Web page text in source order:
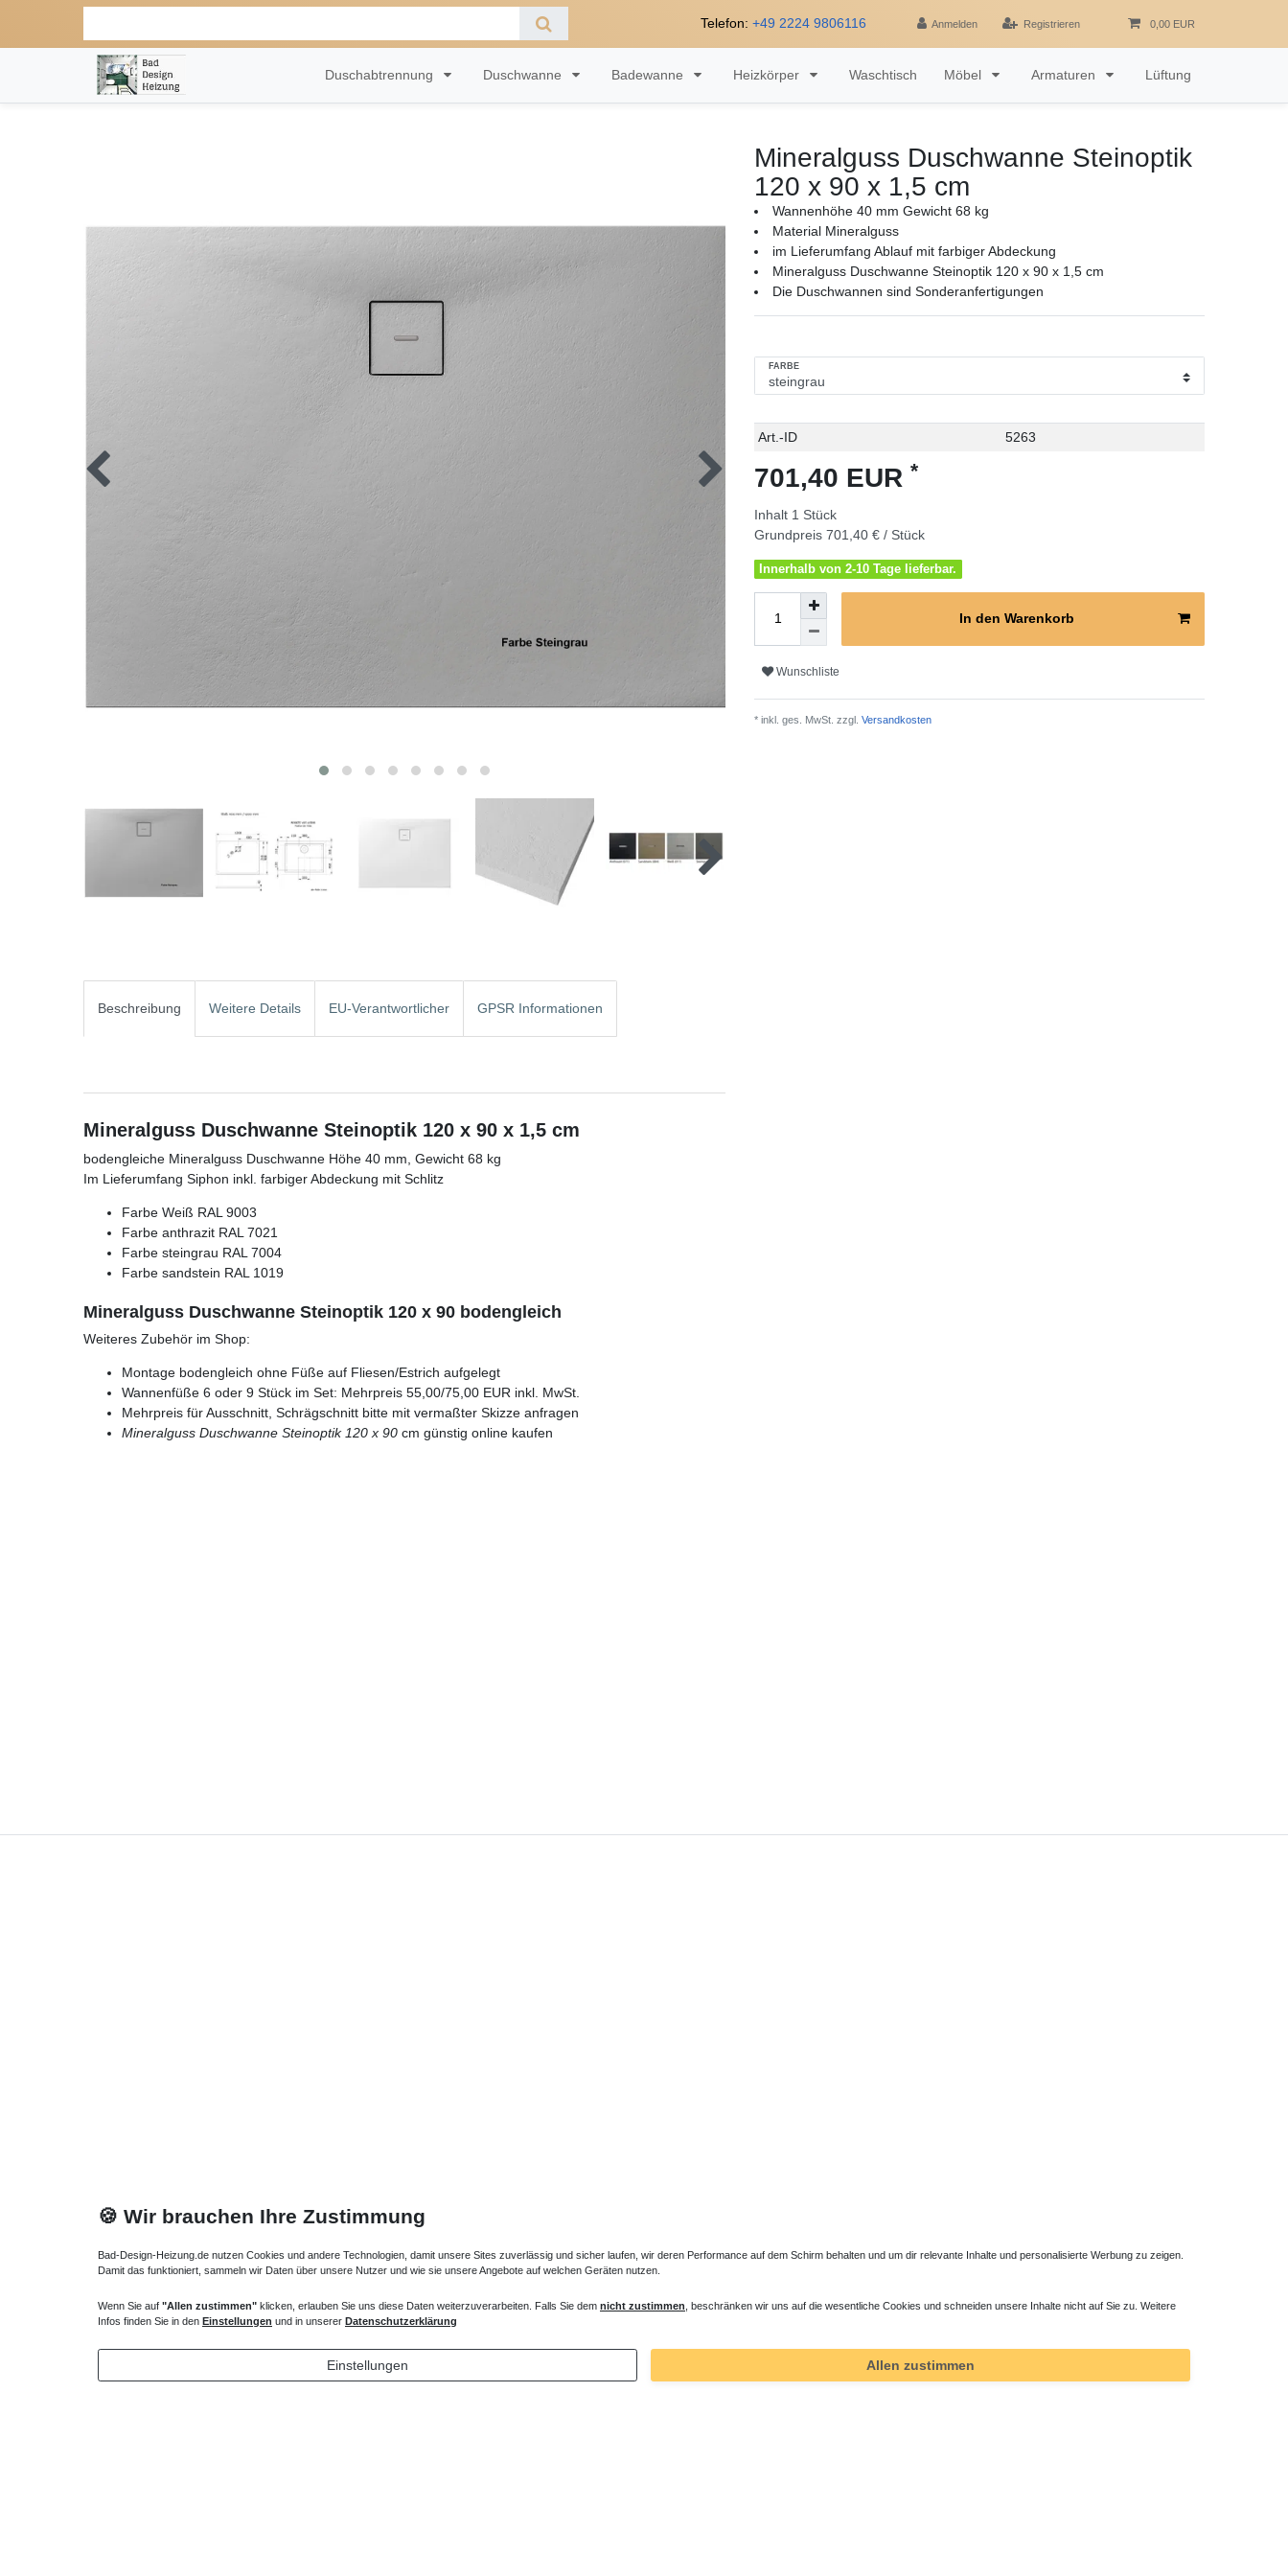
Telefon: +49 2224 9806116 Anmelden Registrieren 0,00 EUR
Duschabtrennung Duschwanne Badewanne Heizkörper Waschtisch Möbel Armaturen Lüftung
Mineralguss Duschwanne Steinoptik
120 x 90 x 1,5 cm
Wannenhöhe 40 mm Gewicht 68 kg
Material Mineralguss
im Lieferumfang Ablauf mit farbiger Abdeckung
Mineralguss Duschwanne Steinoptik 120 x 90 x 1,5 cm
Die Duschwannen sind Sonderanfertigungen
FARBE
Technisches
Wert
Art.-ID 5263
701,40 EUR *
Inhalt 1 Stück
Grundpreis 701,40 € / Stück
Innerhalb von 2-10 Tage lieferbar.
In den Warenkorb
Wunschliste
* inkl. ges. MwSt. zzgl. Versandkosten
Beschreibung Weitere Details EU-Verantwortlicher GPSR Informationen
Mineralguss Duschwanne Steinoptik 120 x 90 x 1,5 cm
bodengleiche Mineralguss Duschwanne Höhe 40 mm, Gewicht 68 kg
Im Lieferumfang Siphon inkl. farbiger Abdeckung mit Schlitz
Farbe Weiß RAL 9003
Farbe anthrazit RAL 7021
Farbe steingrau RAL 7004
Farbe sandstein RAL 1019
Mineralguss Duschwanne Steinoptik 120 x 90 bodengleich
Weiteres Zubehör im Shop:
Montage bodengleich ohne Füße auf Fliesen/Estrich aufgelegt
Wannenfüße 6 oder 9 Stück im Set: Mehrpreis 55,00/75,00 EUR inkl. MwSt.
Mehrpreis für Ausschnitt, Schrägschnitt bitte mit vermaßter Skizze anfragen
Mineralguss Duschwanne Steinoptik 120 x 90 cm günstig online kaufen
Duschtür Nischentür Schiebetür 120 x bis 220 cm
1.202,25 € *
Wannenfüße Set für Duschwanne Steinoptik
57,75 € *
*inkl. ges. MwSt.
🍪 Wir brauchen Ihre Zustimmung
Bad-Design-Heizung.de nutzen Cookies und andere Technologien, damit unsere Sites zuverlässig und sicher laufen, wir deren Performance auf dem Schirm behalten und um dir relevante Inhalte und personalisierte Werbung zu zeigen.
Damit das funktioniert, sammeln wir Daten über unsere Nutzer und wie sie unsere Angebote auf welchen Geräten nutzen.
Wenn Sie auf "Allen zustimmen" klicken, erlauben Sie uns diese Daten weiterzuverarbeiten. Falls Sie dem nicht zustimmen , beschränken wir uns auf die wesentliche Cookies und schneiden unsere Inhalte nicht auf Sie zu. Weitere
Infos finden Sie in den Einstellungen und in unserer Datenschutzerklärung
Einstellungen Allen zustimmen